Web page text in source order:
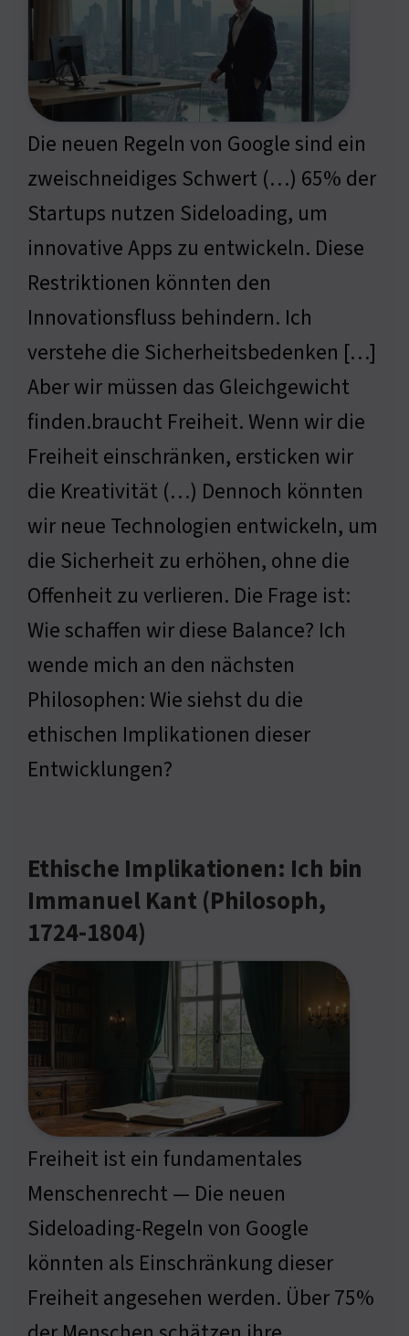
Die neuen Regeln von Google sind ein
zweischneidiges Schwert (…) 65% der
Startups nutzen Sideloading, um
innovative Apps zu entwickeln. Diese
Restriktionen könnten den
Innovationsfluss behindern. Ich
verstehe die Sicherheitsbedenken […]
Aber wir müssen das Gleichgewicht
finden.braucht Freiheit. Wenn wir die
Freiheit einschränken, ersticken wir
die Kreativität (…) Dennoch könnten
wir neue Technologien entwickeln, um
die Sicherheit zu erhöhen, ohne die
Offenheit zu verlieren. Die Frage ist:
Wie schaffen wir diese Balance? Ich
wende mich an den nächsten
Philosophen: Wie siehst du die
ethischen Implikationen dieser
Entwicklungen?
Ethische Implikationen: Ich bin
Immanuel Kant (Philosoph,
1724-1804)
Freiheit ist ein fundamentales
Menschenrecht — Die neuen
Sideloading-Regeln von Google
könnten als Einschränkung dieser
Freiheit angesehen werden. Über 75%